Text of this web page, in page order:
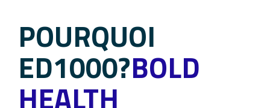
POURQUOI
ED1000?BOLD
HEALTH